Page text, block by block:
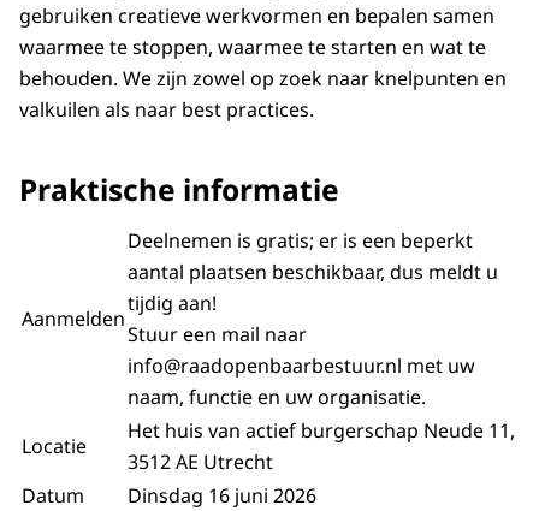
gebruiken creatieve werkvormen en bepalen samen
waarmee te stoppen, waarmee te starten en wat te
behouden. We zijn zowel op zoek naar knelpunten en
valkuilen als naar best practices.
Praktische informatie
Aanmelden
Deelnemen is gratis; er is een beperkt
aantal plaatsen beschikbaar, dus meldt u
tijdig aan!
Stuur een mail naar
info@raadopenbaarbestuur.nl met uw
naam, functie en uw organisatie.
Locatie
Het huis van actief burgerschap Neude 11,
3512 AE Utrecht
Datum
Dinsdag 16 juni 2026